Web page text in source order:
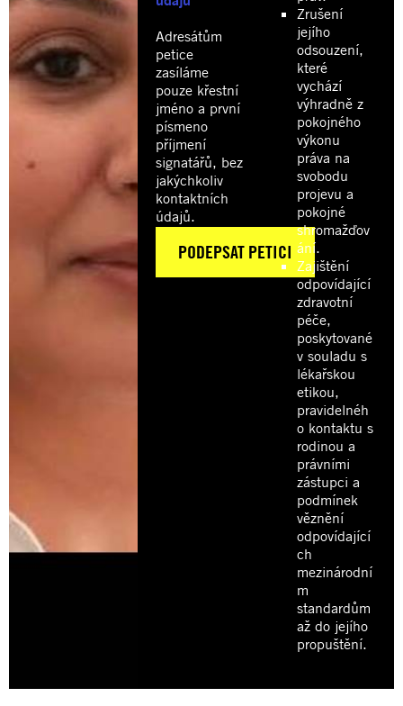
Adresátům
petice
zasíláme
pouze křestní
jméno a první
písmeno
příjmení
signatářů, bez
jakýchkoliv
kontaktních
údajů.
Zrušení
jejího
odsouzení,
které
vychází
výhradně z
pokojného
výkonu
práva na
svobodu
projevu a
pokojné
shromažďov
ání.
Zajištění
odpovídající
zdravotní
péče,
poskytované
v souladu s
lékařskou
etikou,
pravidelnéh
o kontaktu s
rodinou a
právními
zástupci a
podmínek
věznění
odpovídající
ch
mezinárodní
m
standardům
až do jejího
propuštění.